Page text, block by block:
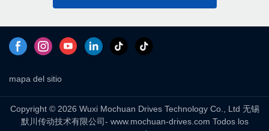
mapa del sitio
Copyright © 2026 Wuxi Mochuan Drives Technology Co., Ltd 无锡
默川传动技术有限公司- www.mochuan-drives.com Todos los